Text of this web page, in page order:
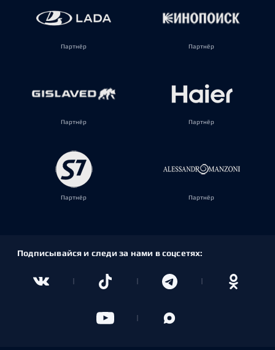
Партнёр Партнёр
Партнёр Партнёр
Партнёр Партнёр
Подписывайся и следи за нами в соцсетях: